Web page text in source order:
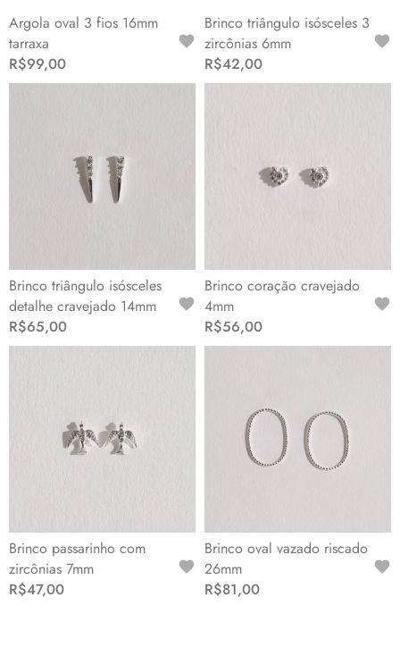
Argola oval 3 fios 16mm
tarraxa
R$99,00
Brinco triângulo isósceles 3
zircônias 6mm
R$42,00
Brinco triângulo isósceles
detalhe cravejado 14mm
R$65,00
Brinco coração cravejado
4mm
R$56,00
Brinco passarinho com
zircônias 7mm
R$47,00
Brinco oval vazado riscado
26mm
R$81,00